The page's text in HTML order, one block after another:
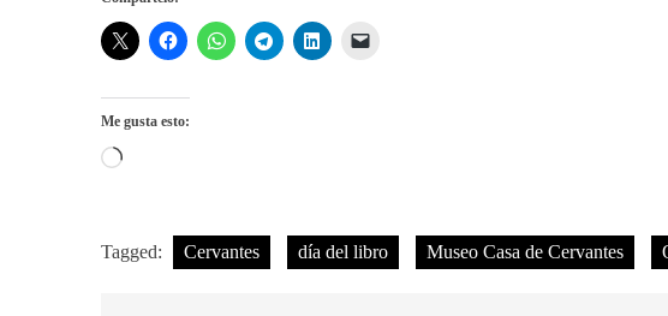
Me gusta esto:
Cargando...
Tagged: Cervantes día del libro Museo Casa de Cervantes